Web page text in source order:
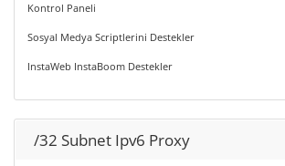
Kontrol Paneli
Sosyal Medya Scriptlerini Destekler
InstaWeb InstaBoom Destekler
/32 Subnet Ipv6 Proxy